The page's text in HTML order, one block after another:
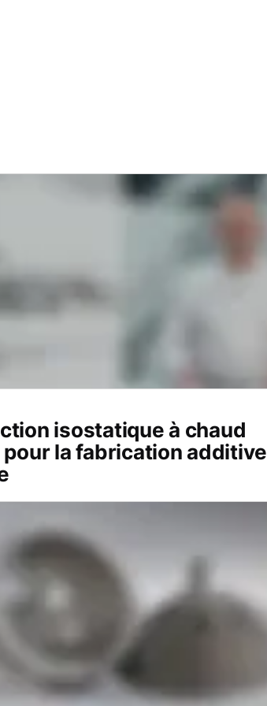
isostatique à chaud
pour la fabrication additive